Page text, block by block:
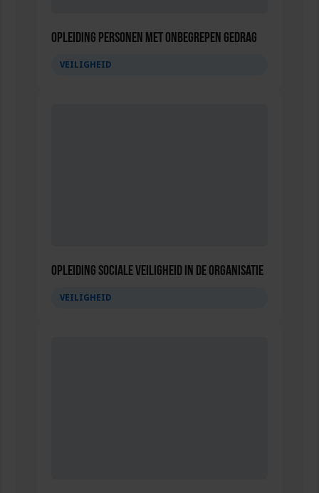
Opleiding Personen met onbegrepen gedrag
VEILIGHEID
Opleiding Sociale Veiligheid in de Organisatie
VEILIGHEID